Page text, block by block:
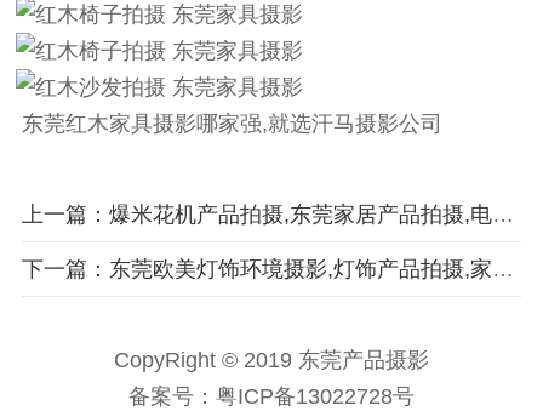
东莞红木家具摄影哪家强,就选汗马摄影公司
上一篇：爆米花机产品拍摄,东莞家居产品拍摄,电子产品,爆米花机摄影
下一篇：东莞欧美灯饰环境摄影,灯饰产品拍摄,家居产品拍摄,灯饰摄影
CopyRight © 2019 东莞产品摄影
备案号： 粤ICP备13022728号